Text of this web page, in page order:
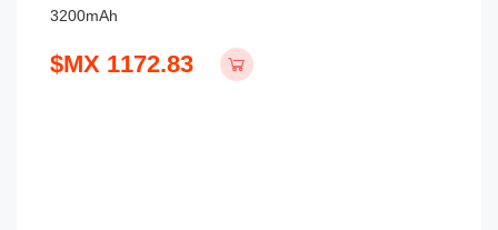
3200mAh
$MX 1172.83